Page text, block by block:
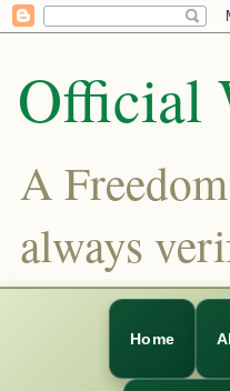
Official
A
always
Home